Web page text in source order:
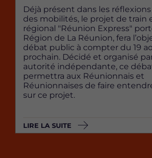
Déjà présent dans les
des mobilités, le projet de train
régional "Réunion Express"
Région de La Réunion, fera
débat public à compter du 19
prochain. Décidé et organisé
autorité indépendante, ce
permettra aux Réunionnais et
Réunionnaises de faire
sur ce projet.
LIRE LA SUITE